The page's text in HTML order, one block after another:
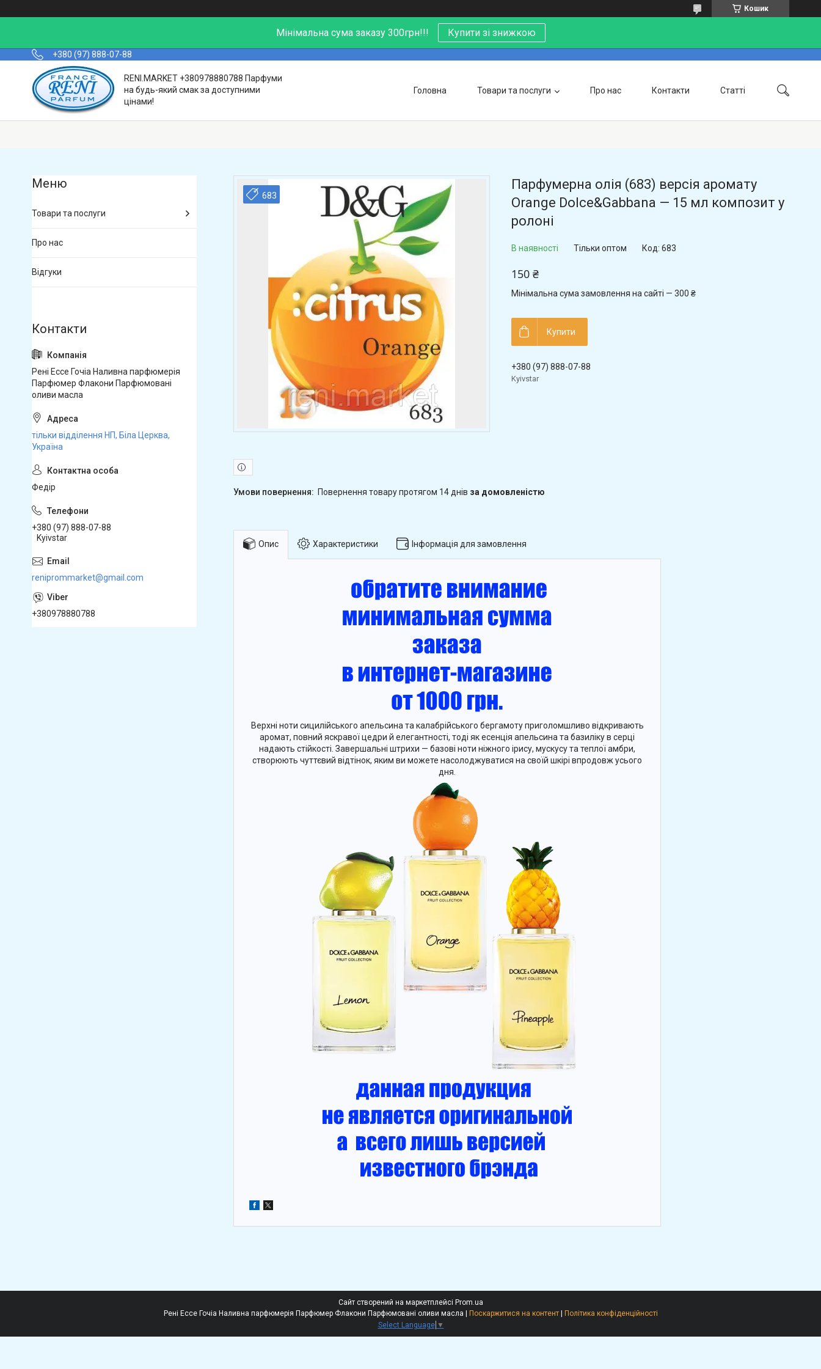
Кошик
Мінімальна сума заказу 300грн!!! Купити зі знижкою
+380 (97) 888-07-88
RENI.MARKET +380978880788 Парфуми
на будь-який смак за доступними
цінами!
Головна Товари та послуги Про нас Контакти Статті
683
Парфумерна олія (683) версія аромату
Orange Dolce&Gabbana — 15 мл композит у
ролоні
В наявності Тільки оптом Код: 683
150 ₴
Мінімальна сума замовлення на сайті — 300 ₴
Купити
+380 (97) 888-07-88
Kyivstar
повернення товару протягом 14 днів за домовленістю
Опис Характеристики Інформація для замовлення
Верхні ноти сицилійського апельсина та калабрійського бергамоту приголомшливо відкривають
аромат, повний яскравої цедри й елегантності, тоді як есенція апельсина та базиліку в серці
надають стійкості. Завершальні штрихи — базові ноти ніжного ірису, мускусу та теплої амбри,
створюють чуттєвий відтінок, яким ви можете насолоджуватися на своїй шкірі впродовж усього
дня.
Товари та послуги
Про нас
Відгуки
Рені Ессе Гочіа Наливна парфюмерія
Парфюмер Флакони Парфюмовані
оливи масла
тільки відділення НП, Біла Церква,
Україна
Федір
+380 (97) 888-07-88
Kyivstar
reniprommarket@gmail.com
+380978880788
Сайт створений на маркетплейсі Prom.ua
Поскаржитися на контент
Політика конфіденційності
Select Language ▼